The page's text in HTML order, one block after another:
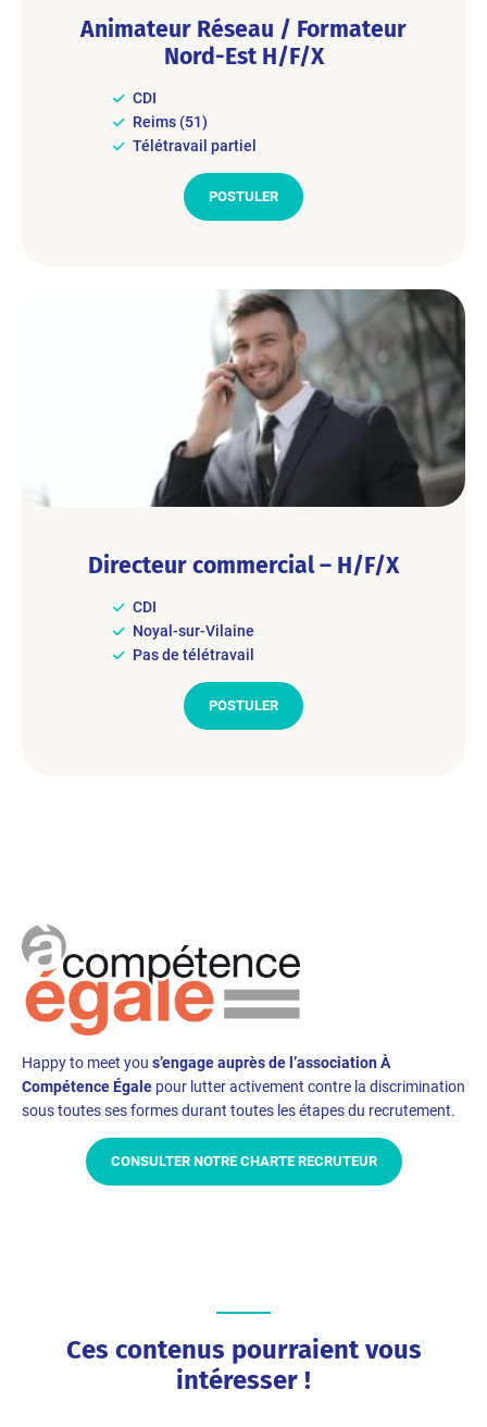
Animateur Réseau / Formateur
Nord-Est H/F/X
CDI
Reims (51)
Télétravail partiel
POSTULER
Directeur commercial – H/F/X
CDI
Noyal-sur-Vilaine
Pas de télétravail
POSTULER
Happy to meet you s’engage auprès de l’association À
Compétence Égale pour lutter activement contre la discrimination
sous toutes ses formes durant toutes les étapes du recrutement.
CONSULTER NOTRE CHARTE RECRUTEUR
Ces contenus pourraient vous
intéresser !